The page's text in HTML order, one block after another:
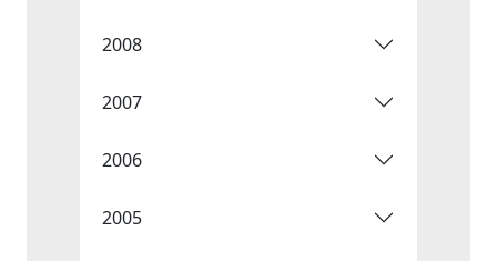
2008
2007
2006
2005